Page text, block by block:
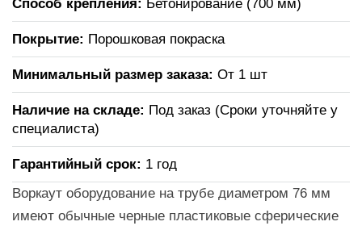
Способ крепления: Бетонирование (700 мм)
Покрытие: Порошковая покраска
Минимальный размер заказа: От 1 шт
Наличие на складе: Под заказ (Сроки уточняйте у
специалиста)
Гарантийный срок: 1 год
Воркаут оборудование на трубе диаметром 76 мм
имеют обычные черные пластиковые сферические